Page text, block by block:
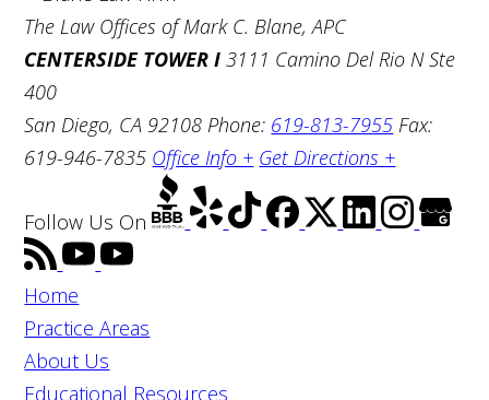
The Law Offices of Mark C. Blane, APC
CENTERSIDE TOWER I 3111 Camino Del Rio N Ste
400
San Diego, CA 92108 Phone: 619-813-7955 Fax:
619-946-7835 Office Info + Get Directions +
Follow Us On
Home
Practice Areas
About Us
Educational Resources